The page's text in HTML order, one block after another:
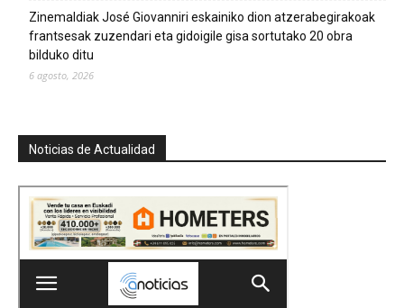
Zinemaldiak José Giovanniri eskainiko dion atzerabegirakoak
frantsesak zuzendari eta gidoigile gisa sortutako 20 obra
bilduko ditu
6 agosto, 2026
Noticias de Actualidad